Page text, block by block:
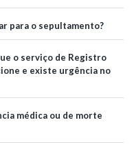
para o sepultamento?
o serviço de Registro
e existe urgência no
médica ou de morte